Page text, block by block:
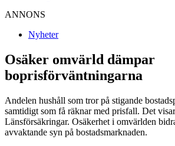
ANNONS
Nyheter
Osäker omvärld dämpar
boprisförväntningarna
Andelen hushåll som tror på stigande
samtidigt som få räknar med prisfall. Det
Länsförsäkringar. Osäkerhet i omvärlden
avvaktande syn på bostadsmarknaden.